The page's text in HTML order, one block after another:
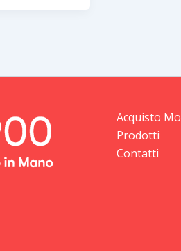
Acquisto
Prodotti
Contatti